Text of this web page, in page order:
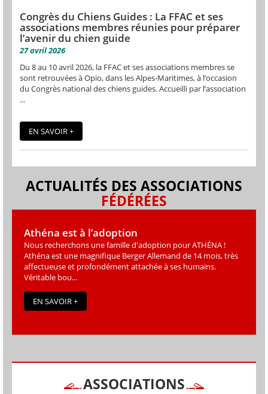
Congrès du Chiens Guides : La FFAC et ses
associations membres réunies pour préparer
l’avenir du chien guide
27 avril 2026
Du 8 au 10 avril 2026, la FFAC et ses associations membres se
sont retrouvées à Opio, dans les Alpes-Maritimes, à l’occasion
du Congrès national des chiens guides. Accueilli par l’association
...
EN SAVOIR +
ACTUALITÉS DES ASSOCIATIONS
FÉDÉRÉES
Athéna est à l’adoption
Nous recherchons une famille d'adoption pour ATHÉNA !
Athéna est une magniﬁque Berger Allemand de 14 mois, très
affectueuse et profondément attachée à ses humains.
Véritable bou...
EN SAVOIR +
ASSOCIATIONS